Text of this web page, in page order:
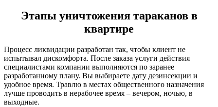
Этапы уничтожения тараканов в
квартире
Процесс ликвидации разработан так, чтобы клиент не
испытывал дискомфорта. После заказа услуги действия
специалистами компании выполняются по заранее
разработанному плану. Вы выбираете дату дезинсекции и
удобное время. Травлю в местах общественного назначения
лучше проводить в нерабочее время – вечером, ночью, в
выходные.